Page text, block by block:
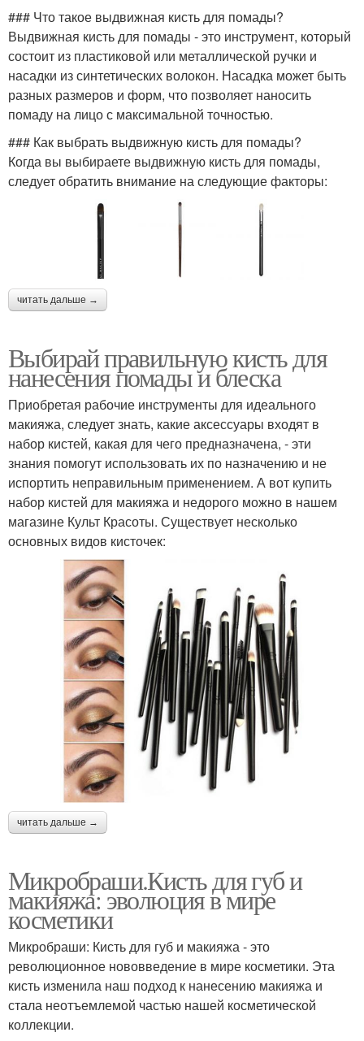
### Что такое выдвижная кисть для помады?
Выдвижная кисть для помады - это инструмент, который
состоит из пластиковой или металлической ручки и
насадки из синтетических волокон. Насадка может быть
разных размеров и форм, что позволяет наносить
помаду на лицо с максимальной точностью.
### Как выбрать выдвижную кисть для помады?
Когда вы выбираете выдвижную кисть для помады,
следует обратить внимание на следующие факторы:
читать дальше →
Выбирай правильную кисть для
нанесения помады и блеска
Приобретая рабочие инструменты для идеального
макияжа, следует знать, какие аксессуары входят в
набор кистей, какая для чего предназначена, - эти
знания помогут использовать их по назначению и не
испортить неправильным применением. А вот купить
набор кистей для макияжа и недорого можно в нашем
магазине Культ Красоты. Существует несколько
основных видов кисточек:
читать дальше →
Микробраши.Кисть для губ и
макияжа: эволюция в мире
косметики
Микробраши: Кисть для губ и макияжа - это
революционное нововведение в мире косметики. Эта
кисть изменила наш подход к нанесению макияжа и
стала неотъемлемой частью нашей косметической
коллекции.